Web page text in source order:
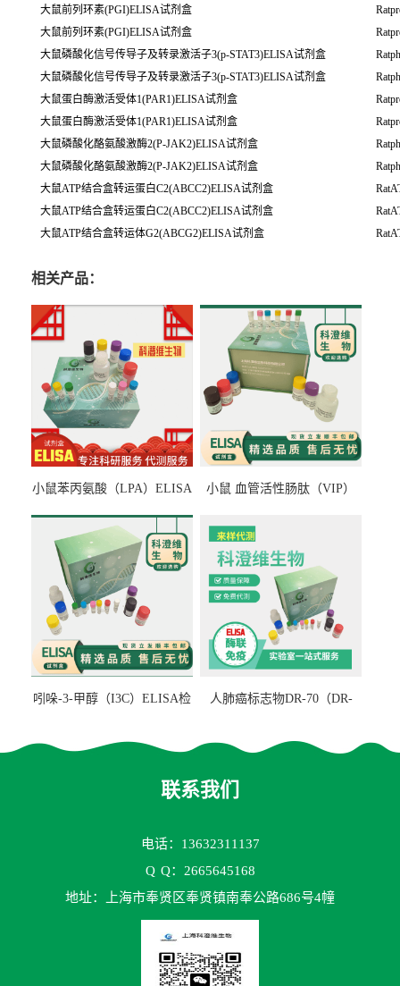
大鼠前列环素(PGI)ELISA试剂盒
大鼠前列环素(PGI)ELISA试剂盒
大鼠磷酸化信号传导子及转录激活子3(p-STAT3)ELISA试剂盒
大鼠磷酸化信号传导子及转录激活子3(p-STAT3)ELISA试剂盒
大鼠蛋白酶激活受体1(PAR1)ELISA试剂盒
大鼠蛋白酶激活受体1(PAR1)ELISA试剂盒
大鼠磷酸化酪氨酸激酶2(P-JAK2)ELISA试剂盒
大鼠磷酸化酪氨酸激酶2(P-JAK2)ELISA试剂盒
大鼠ATP结合盒转运蛋白C2(ABCC2)ELISA试剂盒
大鼠ATP结合盒转运蛋白C2(ABCC2)ELISA试剂盒
大鼠ATP结合盒转运体G2(ABCG2)ELISA试剂盒
相关产品：
小鼠苯丙氨酸（LPA）ELISA
小鼠 血管活性肠肽（VIP）
吲哚-3-甲醇（I3C）ELISA检
人肺癌标志物DR-70（DR-
联系我们
电话：13632311137
Q Q：2665645168
地址：上海市奉贤区奉贤镇南奉公路686号4幢